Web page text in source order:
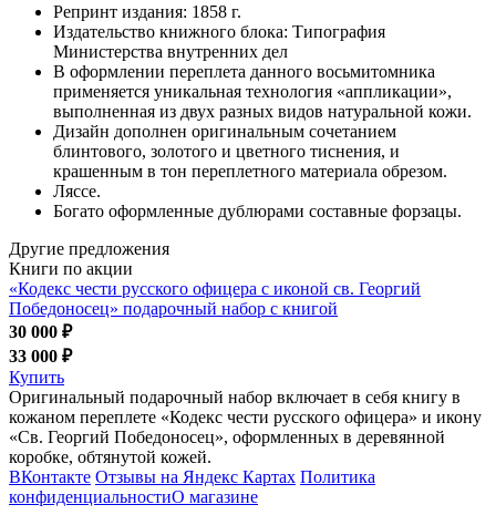
Репринт издания: 1858 г.
Издательство книжного блока: Типография
Министерства внутренних дел
В оформлении переплета данного восьмитомника
применяется уникальная технология «аппликации»,
выполненная из двух разных видов натуральной кожи.
Дизайн дополнен оригинальным сочетанием
блинтового, золотого и цветного тиснения, и
крашенным в тон переплетного материала обрезом.
Ляссе.
Богато оформленные дублюрами составные форзацы.
Другие предложения
Книги по акции
«Кодекс чести русского офицера с иконой св. Георгий
Победоносец» подарочный набор с книгой
30 000 ₽
33 000 ₽
Купить
Оригинальный подарочный набор включает в себя книгу в
кожаном переплете «Кодекс чести русского офицера» и икону
«Св. Георгий Победоносец», оформленных в деревянной
коробке, обтянутой кожей.
ВКонтакте Отзывы на Яндекс Картах Политика
конфиденциальностиО магазине